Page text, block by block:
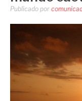
Publicado por